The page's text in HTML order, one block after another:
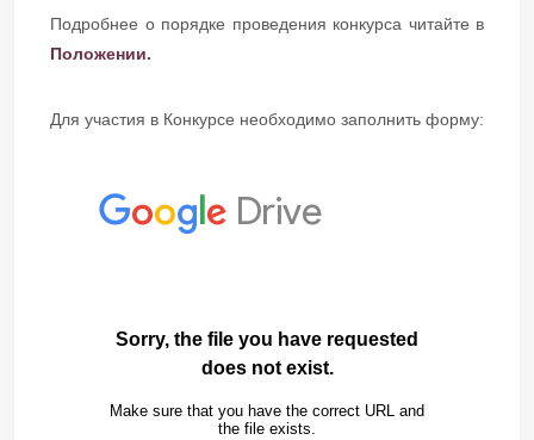
Подробнее о порядке проведения конкурса читайте в
Положении.
Для участия в Конкурсе необходимо заполнить форму: